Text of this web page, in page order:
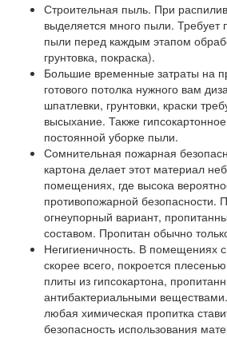
Строительная пыль. При
выделяется много пыли. Требует
пыли перед каждым этапом
грунтовка, покраска).
Большие временные затраты на
готового потолка нужного вам
шпатлевки, грунтовки, краски
высыхание. Также
постоянной уборке пыли.
Сомнительная пожарная
картона делает этот материал
помещениях, где высока
противопожарной безопасности.
огнеупорный вариант,
составом. Пропитан обычно
Негигиеничность. В помещениях
скорее всего, покроется
плиты из гипсокартона,
антибактериальными
любая химическая пропитка
безопасность использования